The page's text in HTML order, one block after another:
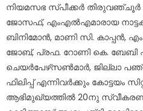
നിയമസഭ സ്പീക്കര്‍ തിരുവഞ്ചൂര്‍
ജോസഫ്, എംഎല്‍എമാരായ
ബിനിമോന്‍, മാണി സി. കാപ്പന്‍,
ജോബ്, പ്രഫ. റോണി കെ. ബേബി
ചെയര്‍പേഴ്‌സണ്‍മാര്‍, ജില്ലാ
ഫിലിപ്പ് എന്നിവര്‍ക്കും കോട്ടയം
ആഭിമുഖ്യത്തില്‍ 20നു